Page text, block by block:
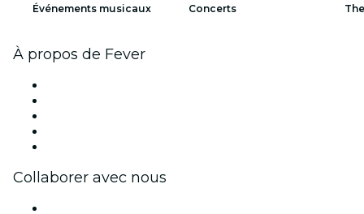
Événements musicaux Concerts
À propos de Fever
Collaborer avec nous